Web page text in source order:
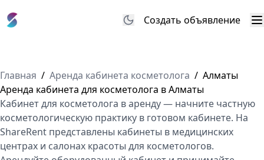
Создать объявление
Главная / Аренда кабинета косметолога / Алматы
Аренда кабинета для косметолога в Алматы
Кабинет для косметолога в аренду — начните частную
косметологическую практику в готовом кабинете. На
ShareRent представлены кабинеты в медицинских
центрах и салонах красоты для косметологов.